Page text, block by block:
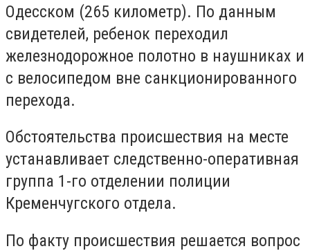
Одесском (265 километр). По данным
свидетелей, ребенок переходил
железнодорожное полотно в наушниках и
с велосипедом вне санкционированного
перехода.
Обстоятельства происшествия на месте
устанавливает следственно-оперативная
группа 1-го отделении полиции
Кременчугского отдела.
По факту происшествия решается вопрос